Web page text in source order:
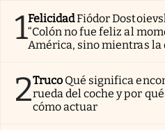
1FelicidadFiódor
“Colón no fue feliz al
América, sino mientras la
2Truco Qué significa
rueda del coche y por
cómo actuar